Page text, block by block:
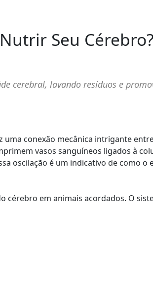
Seu
cerebral, lavando resíduos e
conexão mecânica intrigante
vasos sanguíneos ligados à
oscilação é um indicativo de como o
cérebro em animais acordados. O